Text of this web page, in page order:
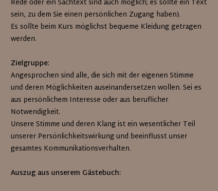
Rede oder ein Sachtext sind auch möglich; es sollte ein Text
sein, zu dem Sie einen persönlichen Zugang haben).
Es sollte beim Kurs möglichst bequeme Kleidung getragen
werden.
Zielgruppe:
Angesprochen sind alle, die sich mit der eigenen Stimme
und deren Möglichkeiten auseinandersetzen wollen. Sei es
aus persönlichem Interesse oder aus beruflicher
Notwendigkeit.
Unsere Stimme und deren Klang ist ein wesentlicher Teil
unserer Persönlichkeitswirkung und beeinflusst unser
gesamtes Kommunikationsverhalten.
Auszug aus unserem Gästebuch: